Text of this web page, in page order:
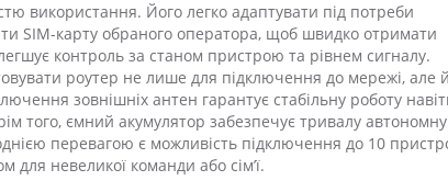
використання. Його легко адаптувати під потреби
SIM-карту обраного оператора, щоб швидко отримати
контроль за станом пристрою та рівнем сигналу.
роутер не лише для підключення до мережі, але
зовнішніх антен гарантує стабільну роботу
того, ємний акумулятор забезпечує тривалу автономну
перевагою є можливість підключення до 10
невеликої команди або сім’ї.